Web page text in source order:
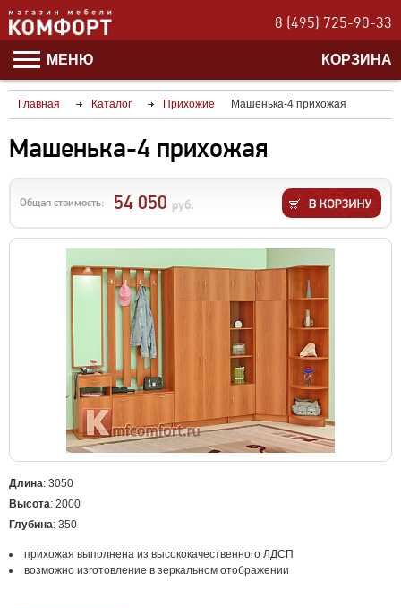
8 (495) 725-90-33
МЕНЮ КОРЗИНА
Главная Каталог Прихожие Машенька-4 прихожая
Машенька-4 прихожая
Общая стоимость: 54 050 руб.
Длина: 3050
Высота: 2000
Глубина: 350
прихожая выполнена из высококачественного ЛДСП
возможно изготовление в зеркальном отображении